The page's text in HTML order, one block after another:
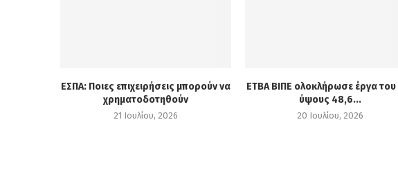
ΕΣΠΑ: Ποιες επιχειρήσεις μπορούν να
χρηματοδοτηθούν
21 Ιουλίου, 2026
ΕΤΒΑ ΒΙΠΕ ολοκλήρωσε έργα του
ύψους 48,6...
20 Ιουλίου, 2026